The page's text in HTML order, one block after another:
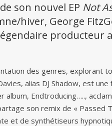
son nouvel EP Not
hiver, George
producteur
des genres, explorant
alias DJ Shadow, est
album, Endtroducing…..,
son remix de « Passed
et de synthétiseurs